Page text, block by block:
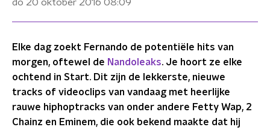
do 20 oktober 2016 08:09
Elke dag zoekt Fernando de potentiële hits van
morgen, oftewel de Nandoleaks. Je hoort ze elke
ochtend in Start. Dit zijn de lekkerste, nieuwe
tracks of videoclips van vandaag met heerlijke
rauwe hiphoptracks van onder andere Fetty Wap, 2
Chainz en Eminem, die ook bekend maakte dat hij